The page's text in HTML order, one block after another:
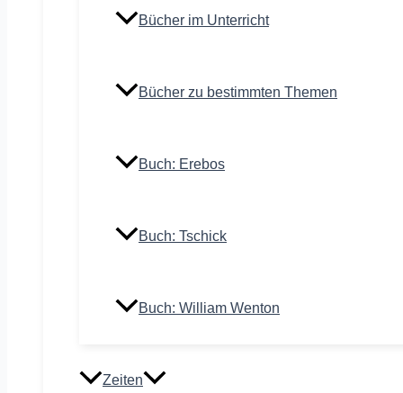
Bücher im Unterricht
Bücher zu bestimmten Themen
Buch: Erebos
Buch: Tschick
Buch: William Wenton
Zeiten